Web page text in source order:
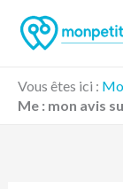
Vous êtes ici :
Me : mon avis